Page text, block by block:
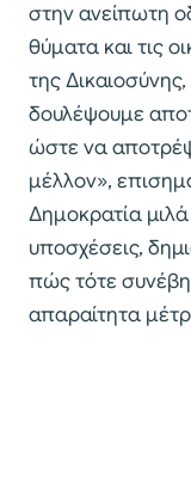
στην ανείπωτη
θύματα και τις
της
δουλέψουμε
ώστε να
μέλλον»,
Δημοκρατία
υποσχέσεις,
πώς τότε
απαραίτητα